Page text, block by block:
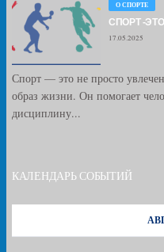
О СПОРТЕ
СПОРТ -ЭТО
17.05.2025
Спорт — это не просто
образ жизни. Он помогает
дисциплину...
КАЛЕНДАРЬ СОБЫТИЙ